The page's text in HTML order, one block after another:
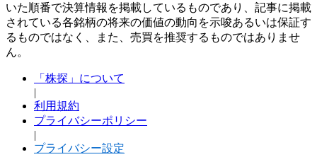
いた順番で決算情報を掲載しているものであり、記事に掲載
されている各銘柄の将来の価値の動向を示唆あるいは保証す
るものではなく、また、売買を推奨するものではありませ
ん。
「株探」について
|
利用規約
プライバシーポリシー
|
プライバシー設定